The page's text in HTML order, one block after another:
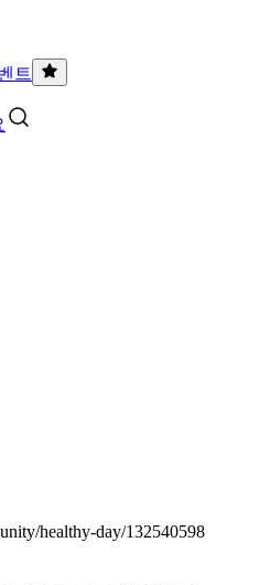
트
healthy-day/132540598